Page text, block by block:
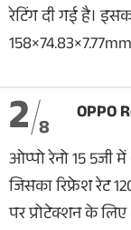
रेटिंग दी गई है।
2 8
OPPO
ओप्पो रेनो 15 5जी
जिसका रिफ्रेश रेट
पर प्रोटेक्शन के